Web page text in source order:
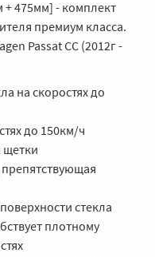
+ 475мм] - комплект
премиум класса.
Passat CC (2012г -
на скоростях до
до 150км/ч
щетки
стекла
плотному